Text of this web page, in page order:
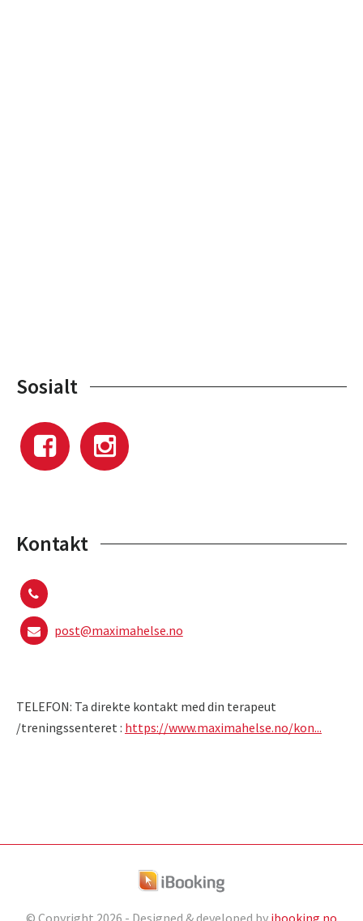
Sosialt
Kontakt
post@maximahelse.no
TELEFON: Ta direkte kontakt med din terapeut
/treningssenteret : https://www.maximahelse.no/kon...